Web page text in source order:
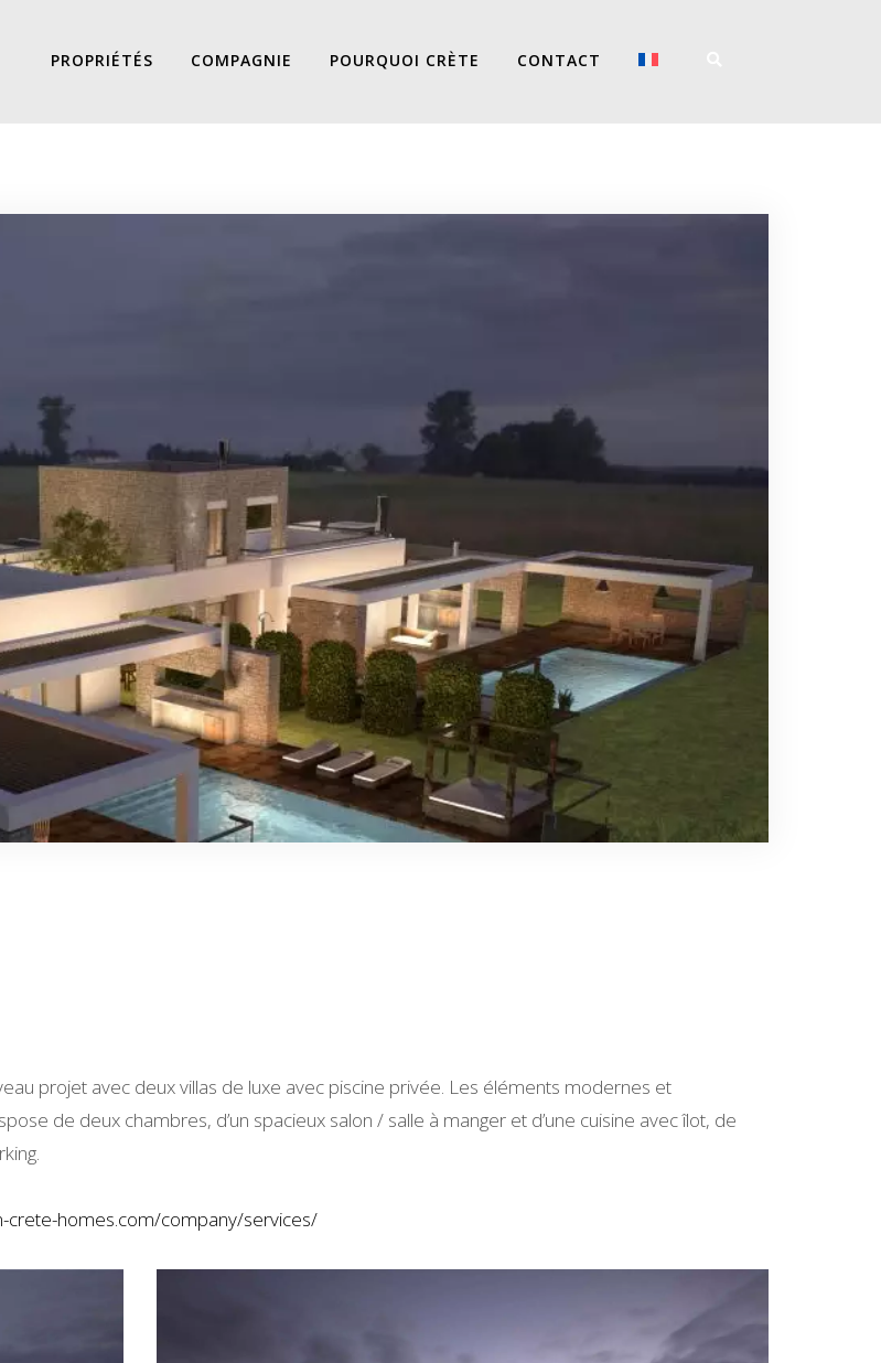
PROPRIÉTÉS COMPAGNIE POURQUOI CRÈTE CONTACT
projet avec deux villas de luxe avec piscine privée. Les éléments modernes et
de deux chambres, d’un spacieux salon / salle à manger et d’une cuisine avec îlot, de
crete-homes.com/company/services/